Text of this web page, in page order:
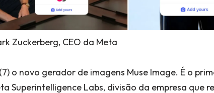
Zuckerberg, CEO da Meta
o novo gerador de imagens Muse Image. É o
Superintelligence Labs, divisão da empresa que